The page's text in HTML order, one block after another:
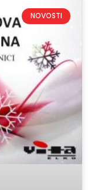
NOVOSTI